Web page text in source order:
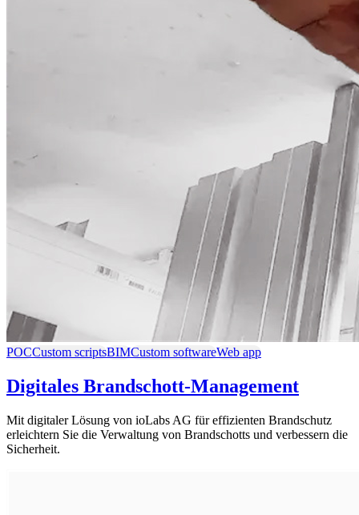
POCCustom scriptsBIMCustom softwareWeb app
Digitales Brandschott-Management
Mit digitaler Lösung von ioLabs AG für effizienten Brandschutz
erleichtern Sie die Verwaltung von Brandschotts und verbessern die
Sicherheit.